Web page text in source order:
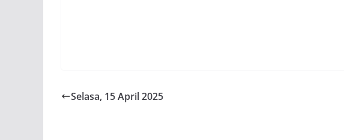
Selasa, 15 April 2025